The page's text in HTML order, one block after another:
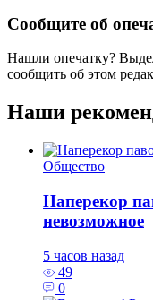
Сообщите об
Нашли опечатку?
сообщить об этом
Наши
Общество
Наперекор
невозможное
5 часов назад
49
0